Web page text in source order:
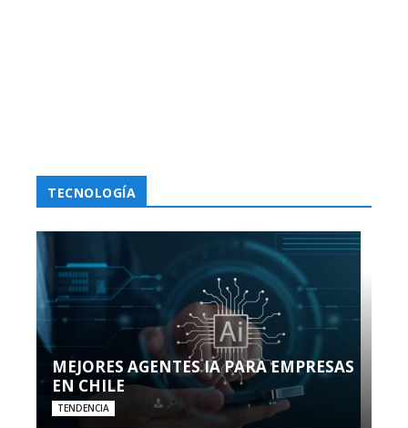
TECNOLOGÍA
MEJORES AGENTES IA PARA EMPRESAS
EN CHILE
TENDENCIA